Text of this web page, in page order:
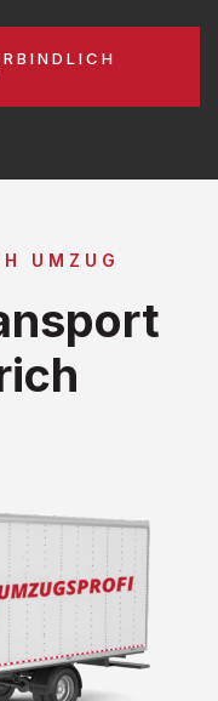
UMZUG